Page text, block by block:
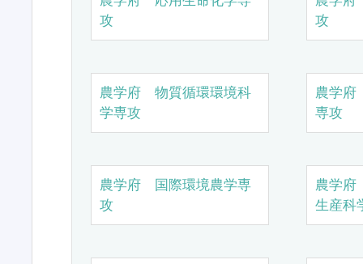
攻
攻
農学府 物質循環環境科
学専攻
農学
専攻
農学府 国際環境農学専
攻
農学
生産科